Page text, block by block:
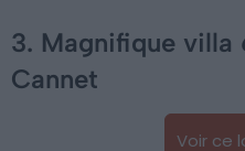
3. Magnifique villa
Cannet
Voir ce